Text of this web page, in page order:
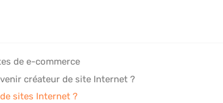
de e-commerce
créateur de site Internet ?
sites Internet ?